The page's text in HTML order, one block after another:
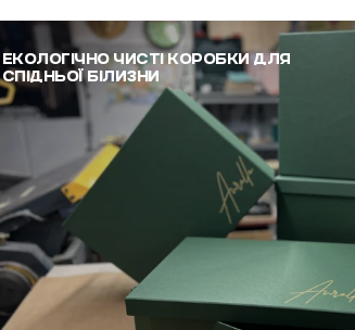
ЕКОЛОГІЧНО ЧИСТІ КОРОБКИ ДЛЯ
СПІДНЬОЇ БІЛИЗНИ